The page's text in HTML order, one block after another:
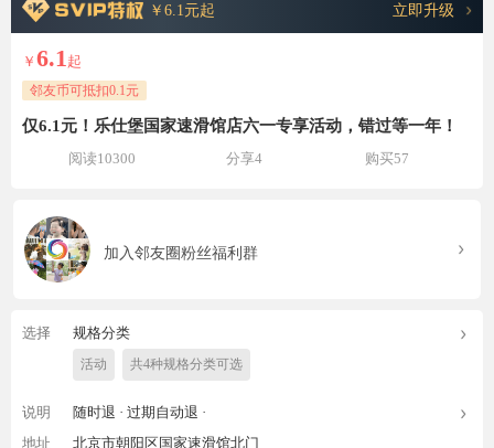
￥6.1元起 立即升级
￥ 6.1起
邻友币可抵扣0.1元
仅6.1元！乐仕堡国家速滑馆店六一专享活动，错过等一年！
阅读10300 分享4 购买57
加入邻友圈粉丝福利群
选择 规格分类
活动 共4种规格分类可选
说明 随时退 · 过期自动退 ·
地址
北京市朝阳区国家速滑馆北门